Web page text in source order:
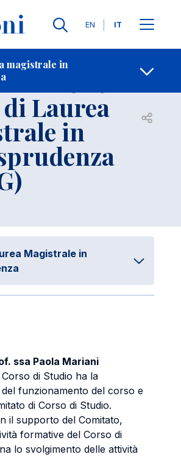
Lingue
EN IT
magistrale in
e
Laurea
in Apri
Magistrale in
ssa Paola Mariani
di Studio ha la
funzionamento del corso e
di Corso di Studio.
il supporto del Comitato,
formative del Corso di
lo svolgimento delle attività